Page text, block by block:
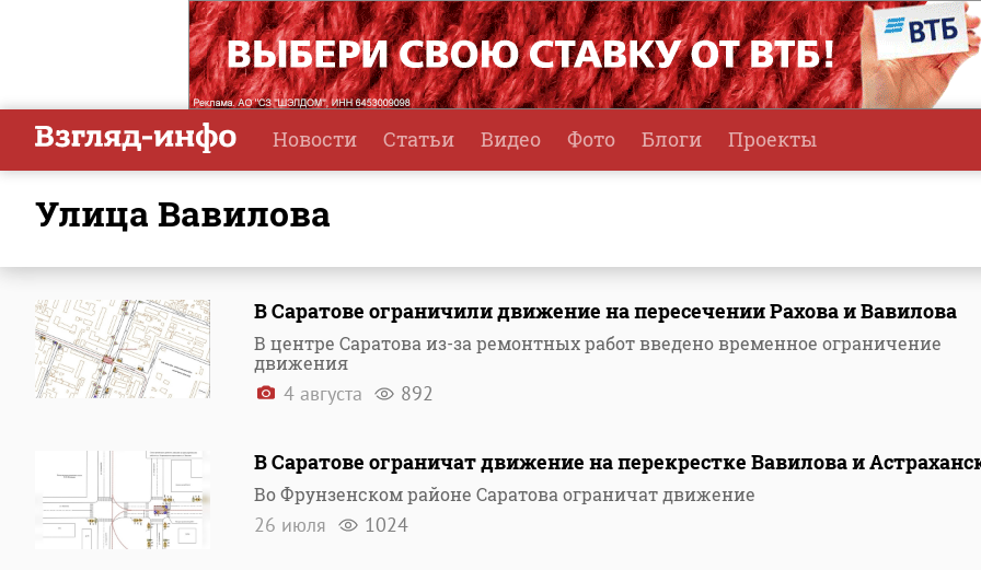
Новости Статьи Видео Фото Блоги Проекты
улица Вавилова
В Саратове ограничили движение на пересечении Рахова и Вавилова
В центре Саратова из-за ремонтных работ введено временное ограничение
движения
4 августа 892
В Саратове ограничат движение на перекрестке Вавилова и
Во Фрунзенском районе Саратова ограничат движение
26 июля 1024